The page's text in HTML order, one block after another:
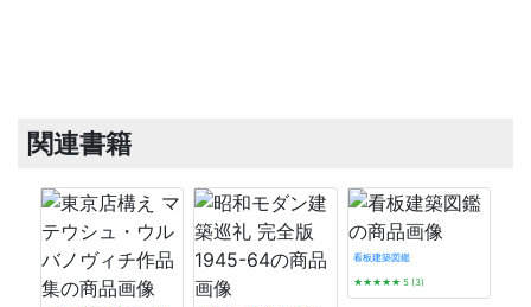
関連書籍
看板建築図鑑
★★★★★5 (3)